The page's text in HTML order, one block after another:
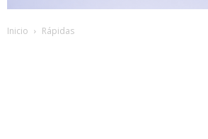
Inicio Rápidas